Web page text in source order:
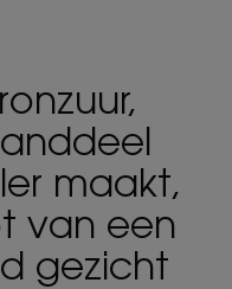
maakt,
van een
gezicht